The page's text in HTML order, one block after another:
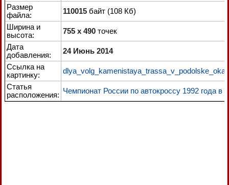
Размер
файла:
110015 байт (108 Кб)
Ширина и
высота:
755 x 490 точек
Дата
добавления:
24 Июнь 2014
Ссылка на
картинку:
Статья
расположения: Чемпионат России по автокроссу 1992 года в